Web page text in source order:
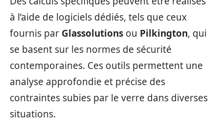
à l’aide de logiciels dédiés, tels que ceux
fournis par Glassolutions ou Pilkington, qui
se basent sur les normes de sécurité
contemporaines. Ces outils permettent une
analyse approfondie et précise des
contraintes subies par le verre dans diverses
situations.